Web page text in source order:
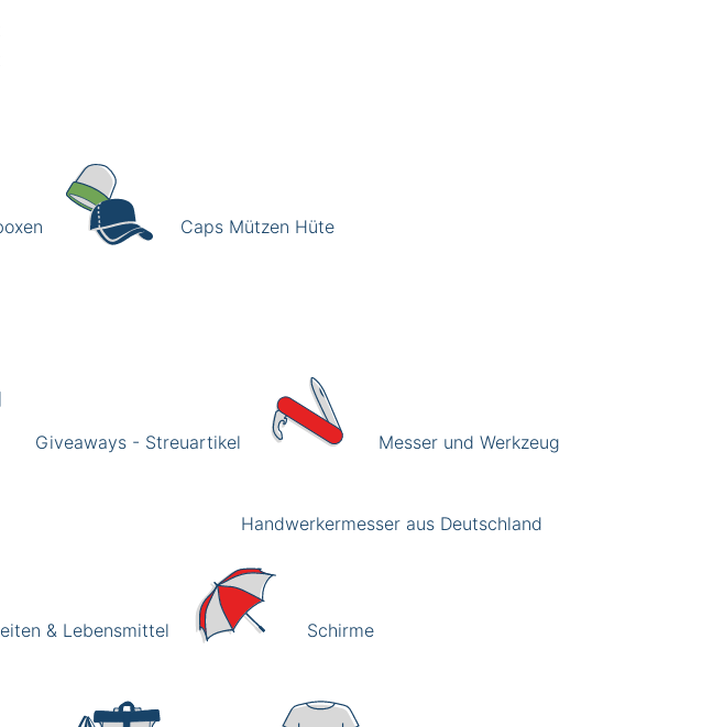
Caps Mützen Hüte
Giveaways - Streuartikel Messer und Werkzeug
Handwerkermesser aus Deutschland
& Lebensmittel Schirme